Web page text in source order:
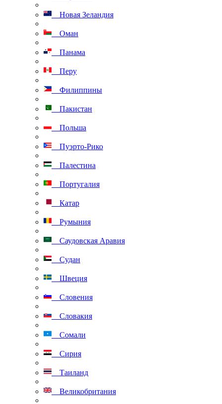
Новая Зеландия
Оман
Панама
Перу
Филиппины
Пакистан
Польша
Пуэрто-Рико
Палестина
Португалия
Катар
Румыния
Саудовская Аравия
Судан
Швеция
Словения
Словакия
Сомали
Сирия
Таиланд
Великобритания